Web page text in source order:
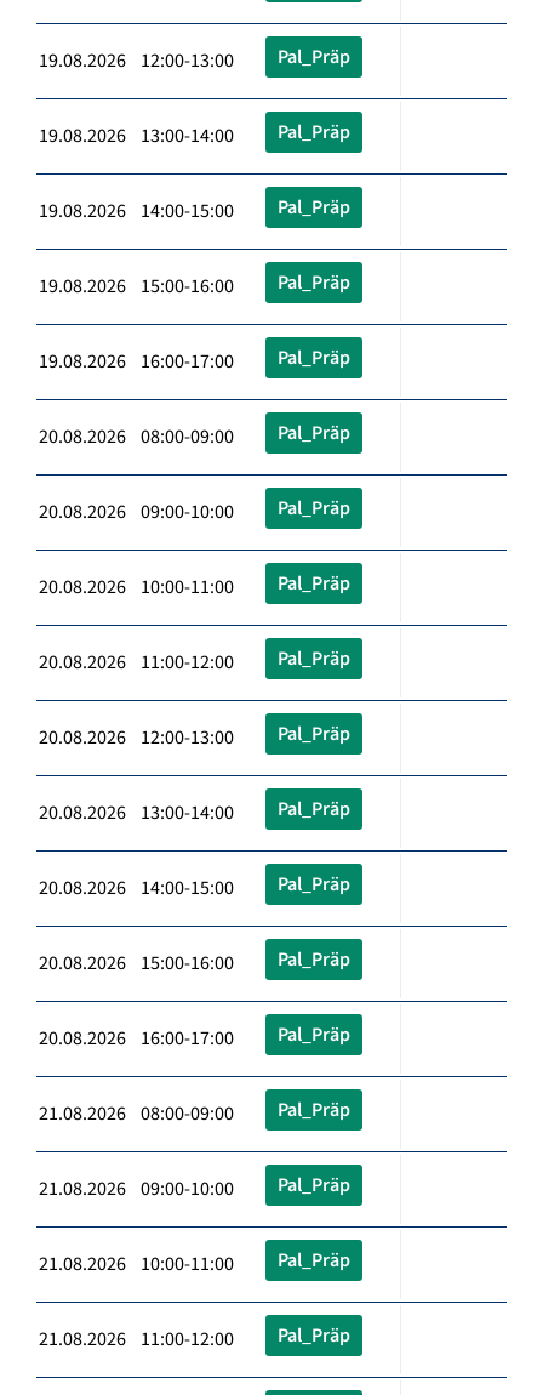
19.08.2026 12:00-13:00 Pal_Präp
19.08.2026 13:00-14:00 Pal_Präp
19.08.2026 14:00-15:00 Pal_Präp
19.08.2026 15:00-16:00 Pal_Präp
19.08.2026 16:00-17:00 Pal_Präp
20.08.2026 08:00-09:00 Pal_Präp
20.08.2026 09:00-10:00 Pal_Präp
20.08.2026 10:00-11:00 Pal_Präp
20.08.2026 11:00-12:00 Pal_Präp
20.08.2026 12:00-13:00 Pal_Präp
20.08.2026 13:00-14:00 Pal_Präp
20.08.2026 14:00-15:00 Pal_Präp
20.08.2026 15:00-16:00 Pal_Präp
20.08.2026 16:00-17:00 Pal_Präp
21.08.2026 08:00-09:00 Pal_Präp
21.08.2026 09:00-10:00 Pal_Präp
21.08.2026 10:00-11:00 Pal_Präp
21.08.2026 11:00-12:00 Pal_Präp